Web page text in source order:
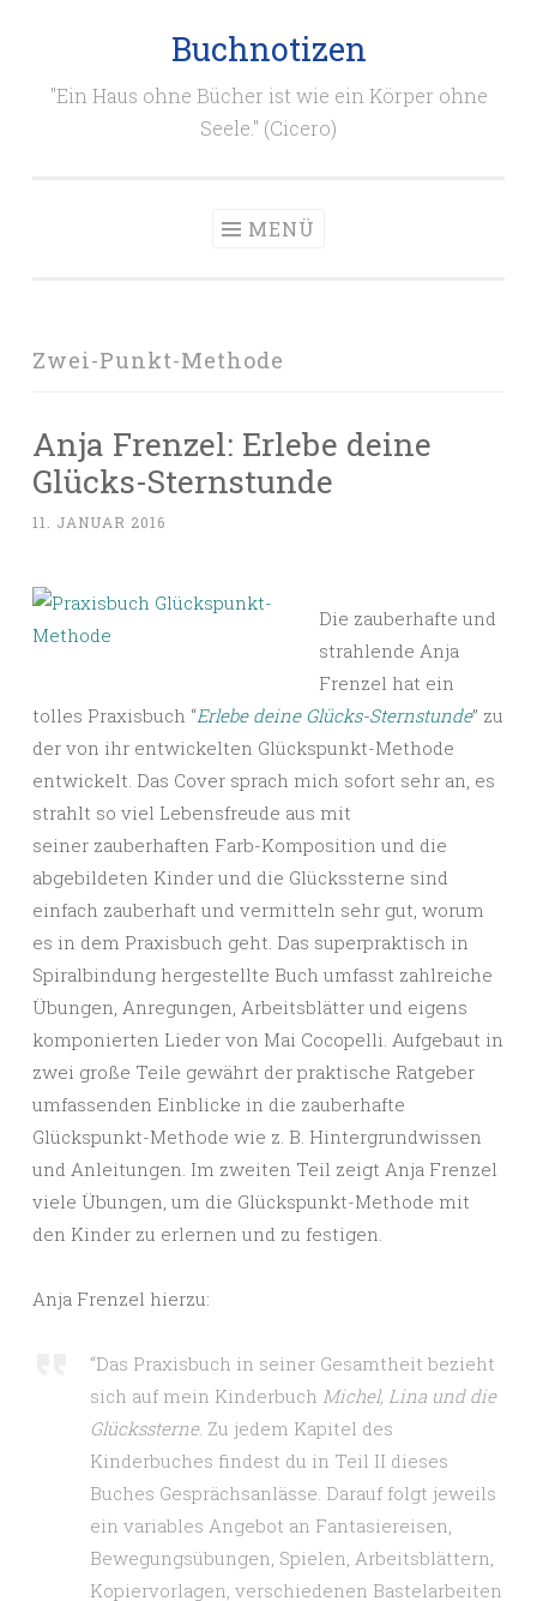
Buchnotizen
"Ein Haus ohne Bücher ist wie ein Körper ohne
Seele." (Cicero)
MENÜ
Zwei-Punkt-Methode
Anja Frenzel: Erlebe deine
Glücks-Sternstunde
11. JANUAR 2016
Die zauberhafte und
strahlende Anja
Frenzel hat ein
tolles Praxisbuch “Erlebe deine Glücks-Sternstunde” zu
der von ihr entwickelten Glückspunkt-Methode
entwickelt. Das Cover sprach mich sofort sehr an, es
strahlt so viel Lebensfreude aus mit
seiner zauberhaften Farb-Komposition und die
abgebildeten Kinder und die Glückssterne sind
einfach zauberhaft und vermitteln sehr gut, worum
es in dem Praxisbuch geht. Das superpraktisch in
Spiralbindung hergestellte Buch umfasst zahlreiche
Übungen, Anregungen, Arbeitsblätter und eigens
komponierten Lieder von Mai Cocopelli. Aufgebaut in
zwei große Teile gewährt der praktische Ratgeber
umfassenden Einblicke in die zauberhafte
Glückspunkt-Methode wie z. B. Hintergrundwissen
und Anleitungen. Im zweiten Teil zeigt Anja Frenzel
viele Übungen, um die Glückspunkt-Methode mit
den Kinder zu erlernen und zu festigen.
Anja Frenzel hierzu:
“Das Praxisbuch in seiner Gesamtheit bezieht
sich auf mein Kinderbuch Michel, Lina und die
Glückssterne. Zu jedem Kapitel des
Kinderbuches findest du in Teil II dieses
Buches Gesprächsanlässe. Darauf folgt jeweils
ein variables Angebot an Fantasiereisen,
Bewegungsübungen, Spielen, Arbeitsblättern,
Kopiervorlagen, verschiedenen Bastelarbeiten